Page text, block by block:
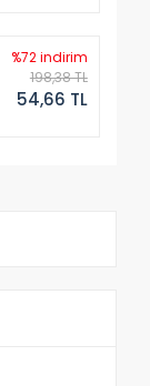
%72 indirim
198,38 TL
54,66 TL